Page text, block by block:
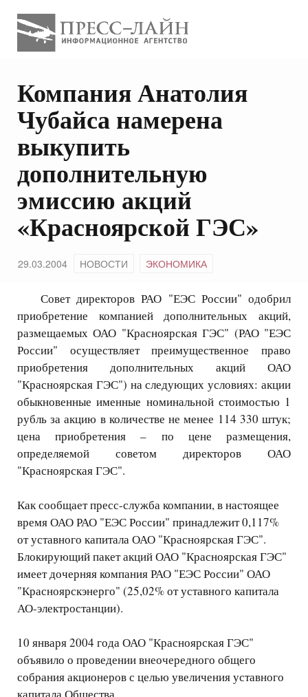
Компания Анатолия
Чубайса намерена
выкупить
дополнительную
эмиссию акций
«Красноярской ГЭС»
29.03.2004 НОВОСТИ ЭКОНОМИКА
Совет директоров РАО "ЕЭС России" одобрил
приобретение компанией дополнительных акций,
размещаемых ОАО "Красноярская ГЭС" (РАО "ЕЭС
России" осуществляет преимущественное право
приобретения дополнительных акций ОАО
"Красноярская ГЭС") на следующих условиях: акции
обыкновенные именные номинальной стоимостью 1
рубль за акцию в количестве не менее 114 330 штук;
цена приобретения – по цене размещения,
определяемой советом директоров ОАО
"Красноярская ГЭС".
Как сообщает пресс-служба компании, в настоящее
время ОАО РАО "ЕЭС России" принадлежит 0,117%
от уставного капитала ОАО "Красноярская ГЭС".
Блокирующий пакет акций ОАО "Красноярская ГЭС"
имеет дочерняя компания РАО "ЕЭС России" ОАО
"Красноярскэнерго" (25,02% от уставного капитала
АО-электростанции).
10 января 2004 года ОАО "Красноярская ГЭС"
объявило о проведении внеочередного общего
собрания акционеров с целью увеличения уставного